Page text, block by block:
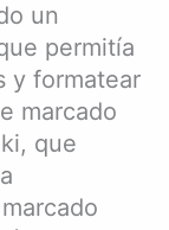
un
permitía
y formatear
marcado
que